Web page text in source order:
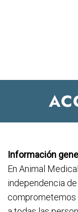
Información
En Animal
independencia
comprometemos